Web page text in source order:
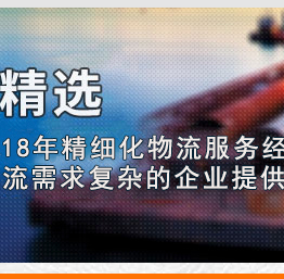
仓储综合专业定制物